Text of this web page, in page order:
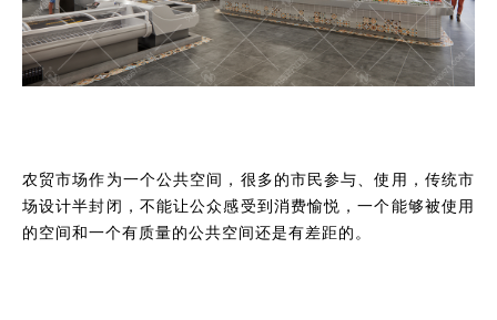
农贸市场作为一个公共空间，很多的市民参与、使用，传统市
场设计半封闭，不能让公众感受到消费愉悦，一个能够被使用
的空间和一个有质量的公共空间还是有差距的。